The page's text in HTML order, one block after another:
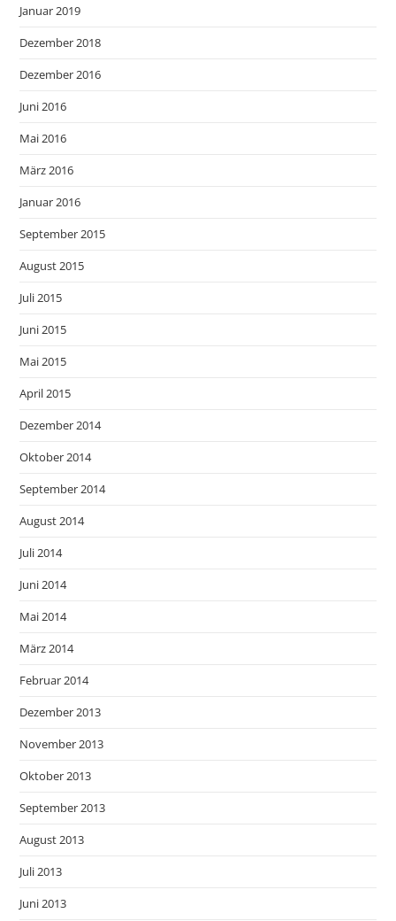
Januar 2019
Dezember 2018
Dezember 2016
Juni 2016
Mai 2016
März 2016
Januar 2016
September 2015
August 2015
Juli 2015
Juni 2015
Mai 2015
April 2015
Dezember 2014
Oktober 2014
September 2014
August 2014
Juli 2014
Juni 2014
Mai 2014
März 2014
Februar 2014
Dezember 2013
November 2013
Oktober 2013
September 2013
August 2013
Juli 2013
Juni 2013